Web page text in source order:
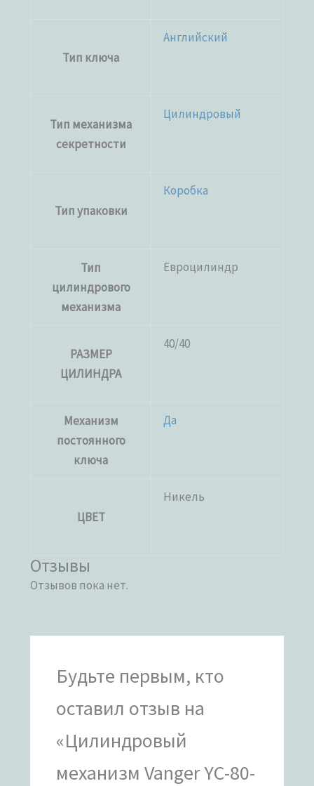
Тип ключа
Английский
Тип механизма
секретности
Цилиндровый
Тип упаковки
Коробка
Тип
цилиндрового
механизма
Евроцилиндр
РАЗМЕР
ЦИЛИНДРА
40/40
Механизм
постоянного
ключа
Да
ЦВЕТ
Никель
Отзывы
Отзывов пока нет.
Будьте первым, кто
оставил отзыв на
«Цилиндровый
механизм Vanger YC-80-